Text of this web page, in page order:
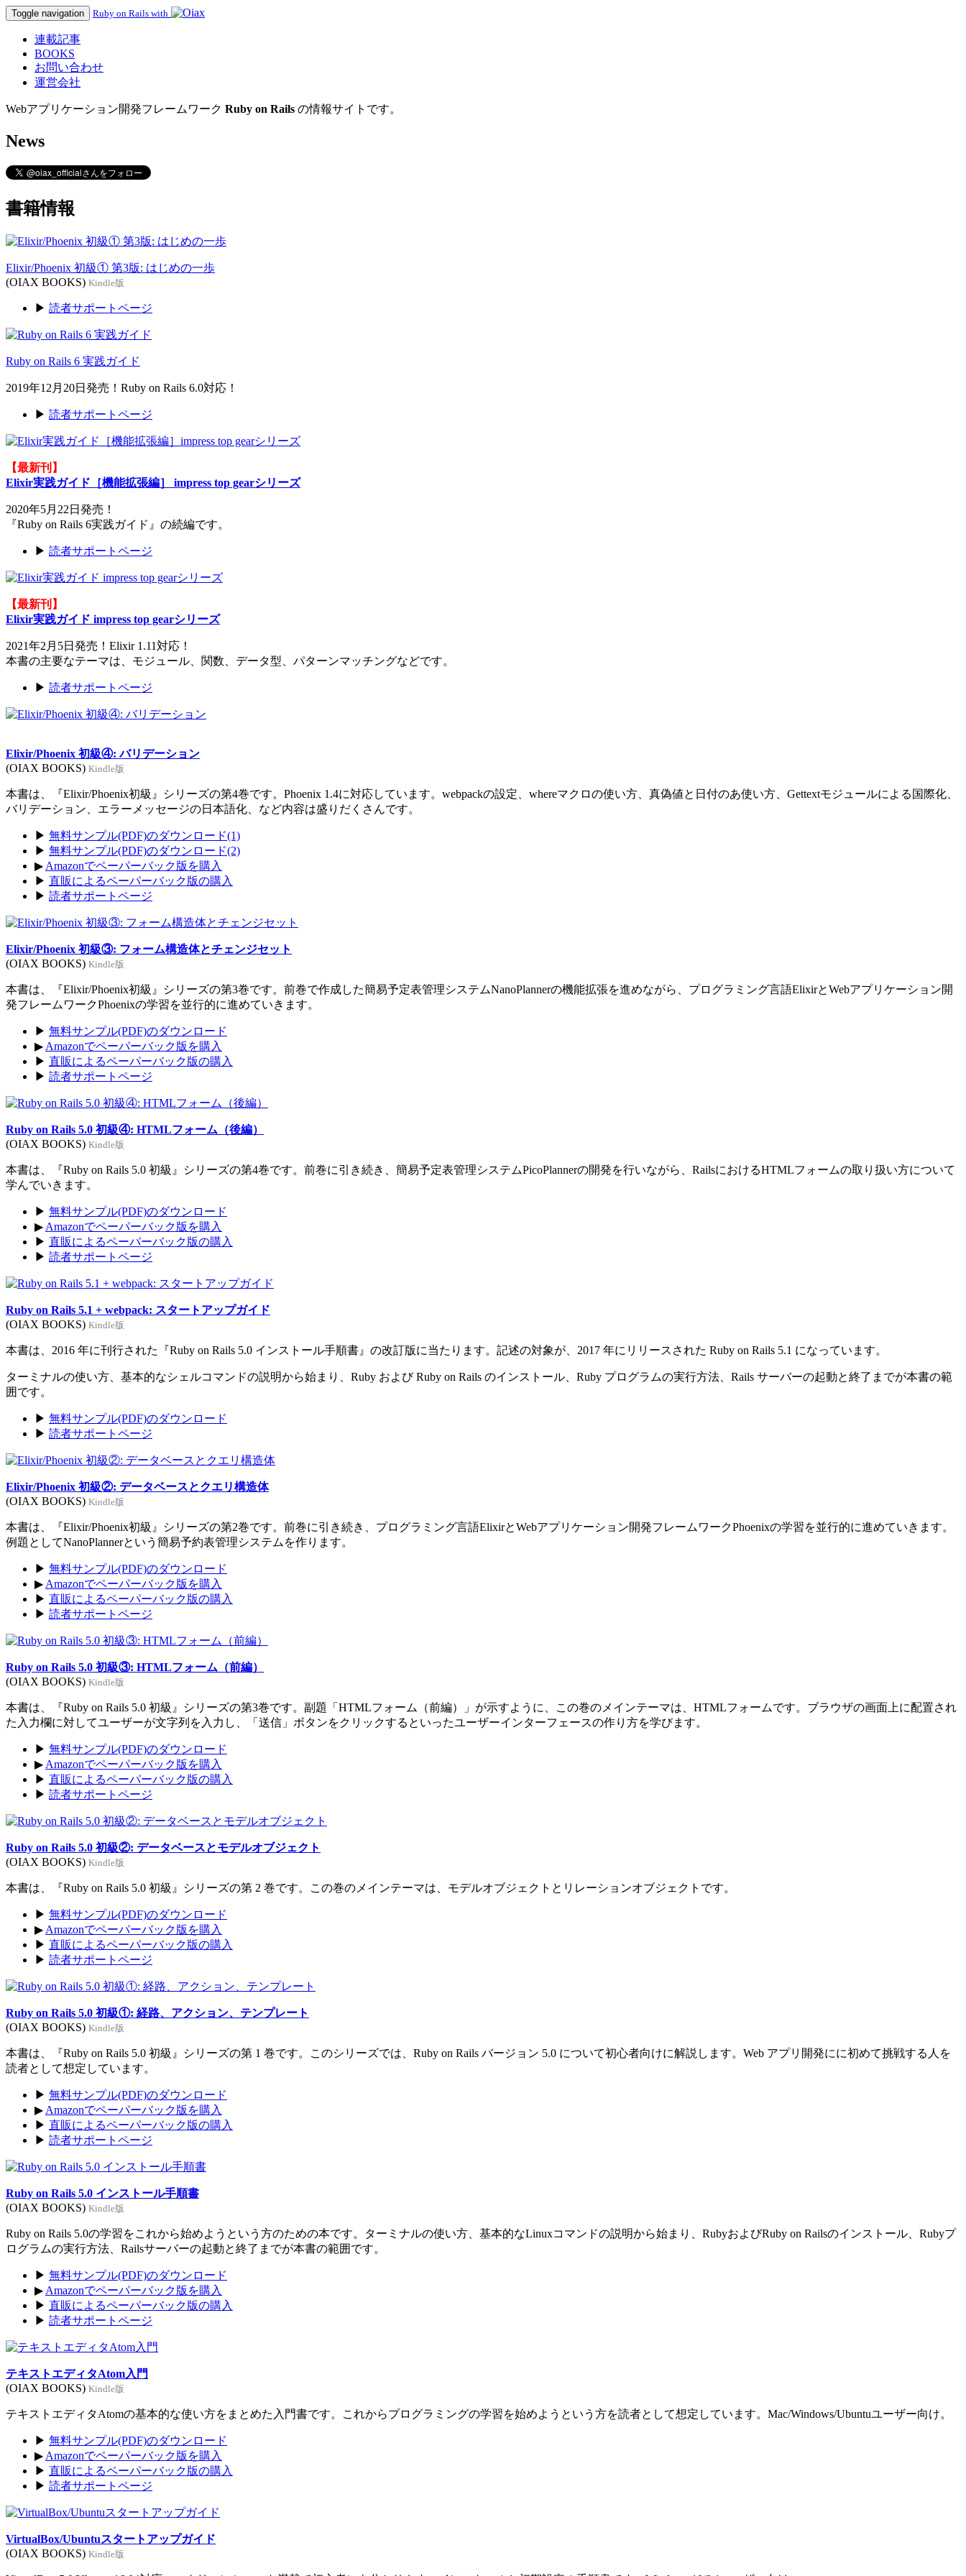
Toggle navigation Ruby on Rails with
連載記事
BOOKS
お問い合わせ
運営会社
Webアプリケーション開発フレームワーク Ruby on Rails の情報サイトです。
News
書籍情報
Elixir/Phoenix 初級① 第3版: はじめの一歩
(OIAX BOOKS) Kindle版
▶ 読者サポートページ
Ruby on Rails 6 実践ガイド
2019年12月20日発売！Ruby on Rails 6.0対応！
▶ 読者サポートページ
【最新刊】
Elixir実践ガイド［機能拡張編］ impress top gearシリーズ
2020年5月22日発売！
『Ruby on Rails 6実践ガイド』の続編です。
▶ 読者サポートページ
【最新刊】
Elixir実践ガイド impress top gearシリーズ
2021年2月5日発売！Elixir 1.11対応！
本書の主要なテーマは、モジュール、関数、データ型、パターンマッチングなどです。
▶ 読者サポートページ
Elixir/Phoenix 初級④: バリデーション
(OIAX BOOKS) Kindle版
本書は、『Elixir/Phoenix初級』シリーズの第4巻です。Phoenix 1.4に対応しています。webpackの設定、whereマクロの使い方、真偽値と日付のあ使い方、Gettextモジュールによる国際化、
バリデーション、エラーメッセージの日本語化、など内容は盛りだくさんです。
▶ 無料サンプル(PDF)のダウンロード(1)
▶ 無料サンプル(PDF)のダウンロード(2)
▶ Amazonでペーパーバック版を購入
▶ 直販によるペーパーバック版の購入
▶ 読者サポートページ
Elixir/Phoenix 初級③: フォーム構造体とチェンジセット
(OIAX BOOKS) Kindle版
本書は、『Elixir/Phoenix初級』シリーズの第3巻です。前巻で作成した簡易予定表管理システムNanoPlannerの機能拡張を進めながら、プログラミング言語ElixirとWebアプリケーション開
発フレームワークPhoenixの学習を並行的に進めていきます。
▶ 無料サンプル(PDF)のダウンロード
▶ Amazonでペーパーバック版を購入
▶ 直販によるペーパーバック版の購入
▶ 読者サポートページ
Ruby on Rails 5.0 初級④: HTMLフォーム（後編）
(OIAX BOOKS) Kindle版
本書は、『Ruby on Rails 5.0 初級』シリーズの第4巻です。前巻に引き続き、簡易予定表管理システムPicoPlannerの開発を行いながら、RailsにおけるHTMLフォームの取り扱い方について
学んでいきます。
▶ 無料サンプル(PDF)のダウンロード
▶ Amazonでペーパーバック版を購入
▶ 直販によるペーパーバック版の購入
▶ 読者サポートページ
Ruby on Rails 5.1 + webpack: スタートアップガイド
(OIAX BOOKS) Kindle版
本書は、2016 年に刊行された『Ruby on Rails 5.0 インストール手順書』の改訂版に当たります。記述の対象が、2017 年にリリースされた Ruby on Rails 5.1 になっています。
ターミナルの使い方、基本的なシェルコマンドの説明から始まり、Ruby および Ruby on Rails のインストール、Ruby プログラムの実行方法、Rails サーバーの起動と終了までが本書の範
囲です。
▶ 無料サンプル(PDF)のダウンロード
▶ 読者サポートページ
Elixir/Phoenix 初級②: データベースとクエリ構造体
(OIAX BOOKS) Kindle版
本書は、『Elixir/Phoenix初級』シリーズの第2巻です。前巻に引き続き、プログラミング言語ElixirとWebアプリケーション開発フレームワークPhoenixの学習を並行的に進めていきます。
例題としてNanoPlannerという簡易予約表管理システムを作ります。
▶ 無料サンプル(PDF)のダウンロード
▶ Amazonでペーパーバック版を購入
▶ 直販によるペーパーバック版の購入
▶ 読者サポートページ
Ruby on Rails 5.0 初級③: HTMLフォーム（前編）
(OIAX BOOKS) Kindle版
本書は、『Ruby on Rails 5.0 初級』シリーズの第3巻です。副題「HTMLフォーム（前編）」が示すように、この巻のメインテーマは、HTMLフォームです。ブラウザの画面上に配置され
た入力欄に対してユーザーが文字列を入力し、「送信」ボタンをクリックするといったユーザーインターフェースの作り方を学びます。
▶ 無料サンプル(PDF)のダウンロード
▶ Amazonでペーパーバック版を購入
▶ 直販によるペーパーバック版の購入
▶ 読者サポートページ
Ruby on Rails 5.0 初級②: データベースとモデルオブジェクト
(OIAX BOOKS) Kindle版
本書は、『Ruby on Rails 5.0 初級』シリーズの第 2 巻です。この巻のメインテーマは、モデルオブジェクトとリレーションオブジェクトです。
▶ 無料サンプル(PDF)のダウンロード
▶ Amazonでペーパーバック版を購入
▶ 直販によるペーパーバック版の購入
▶ 読者サポートページ
Ruby on Rails 5.0 初級①: 経路、アクション、テンプレート
(OIAX BOOKS) Kindle版
本書は、『Ruby on Rails 5.0 初級』シリーズの第 1 巻です。このシリーズでは、Ruby on Rails バージョン 5.0 について初心者向けに解説します。Web アプリ開発にに初めて挑戦する人を
読者として想定しています。
▶ 無料サンプル(PDF)のダウンロード
▶ Amazonでペーパーバック版を購入
▶ 直販によるペーパーバック版の購入
▶ 読者サポートページ
Ruby on Rails 5.0 インストール手順書
(OIAX BOOKS) Kindle版
Ruby on Rails 5.0の学習をこれから始めようという方のための本です。ターミナルの使い方、基本的なLinuxコマンドの説明から始まり、RubyおよびRuby on Railsのインストール、Rubyプ
ログラムの実行方法、Railsサーバーの起動と終了までが本書の範囲です。
▶ 無料サンプル(PDF)のダウンロード
▶ Amazonでペーパーバック版を購入
▶ 直販によるペーパーバック版の購入
▶ 読者サポートページ
テキストエディタAtom入門
(OIAX BOOKS) Kindle版
テキストエディタAtomの基本的な使い方をまとめた入門書です。これからプログラミングの学習を始めようという方を読者として想定しています。Mac/Windows/Ubuntuユーザー向け。
▶ 無料サンプル(PDF)のダウンロード
▶ Amazonでペーパーバック版を購入
▶ 直販によるペーパーバック版の購入
▶ 読者サポートページ
VirtualBox/Ubuntuスタートアップガイド
(OIAX BOOKS) Kindle版